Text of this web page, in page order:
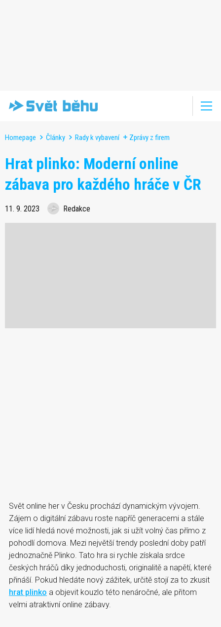
Homepage Články Rady k vybavení Zprávy z firem
Hrat plinko: Moderní online
zábava pro každého hráče v ČR
11. 9. 2023 Redakce
Svět online her v Česku prochází dynamickým vývojem.
Zájem o digitální zábavu roste napříč generacemi a stále
více lidí hledá nové možnosti, jak si užít volný čas přímo z
pohodlí domova. Mezi největší trendy poslední doby patří
jednoznačně Plinko. Tato hra si rychle získala srdce
českých hráčů díky jednoduchosti, originalitě a napětí, které
přináší. Pokud hledáte nový zážitek, určitě stojí za to zkusit
hrat plinko a objevit kouzlo této nenáročné, ale přitom
velmi atraktivní online zábavy.